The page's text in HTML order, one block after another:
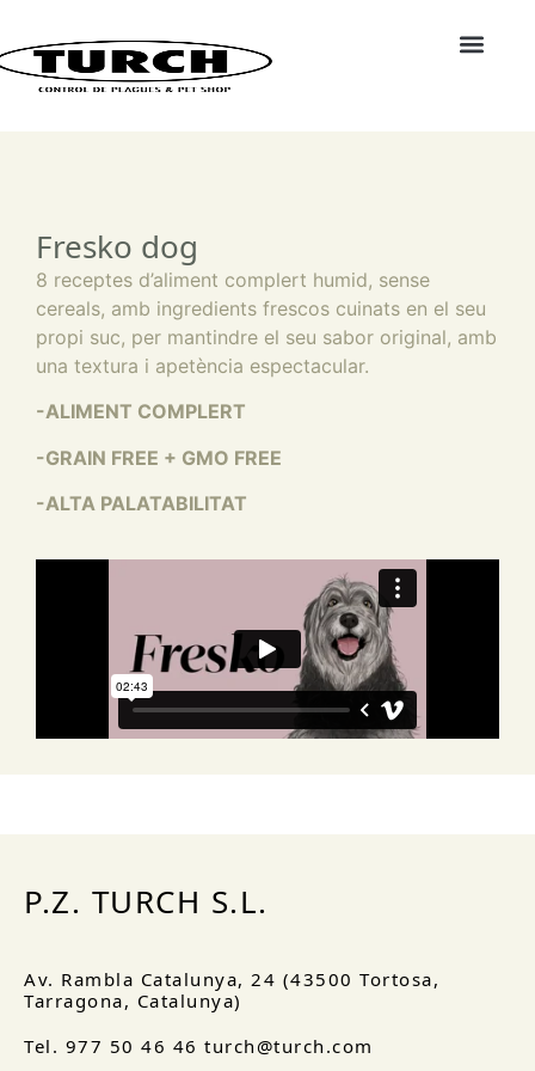
Fresko dog
8 receptes d’aliment complert humid, sense
cereals, amb ingredients frescos cuinats en el seu
propi suc, per mantindre el seu sabor original, amb
una textura i apetència espectacular.
-ALIMENT COMPLERT
-GRAIN FREE + GMO FREE
-ALTA PALATABILITAT
P.Z. TURCH S.L.
Av. Rambla Catalunya, 24 (43500 Tortosa,
Tarragona, Catalunya)
Tel. 977 50 46 46 turch@turch.com